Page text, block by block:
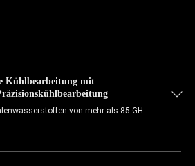
Kühlbearbeitung mit
von mehr als 85 GH